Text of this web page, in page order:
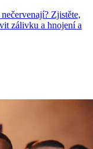
Zjistěte,
zálivku a hnojení a